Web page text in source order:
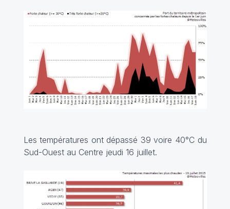
Les températures ont dépassé 39 voire 40°C du
Sud-Ouest au Centre jeudi 16 juillet.